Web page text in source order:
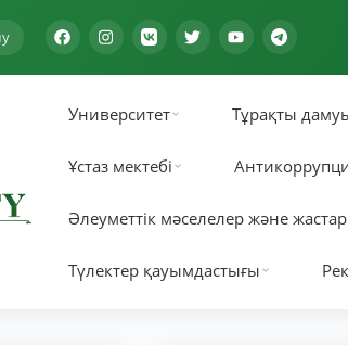
Университет Тұрақты
Ұстаз мектебі
Әлеуметтік мәселелер және
Түлектер қауымдастығы